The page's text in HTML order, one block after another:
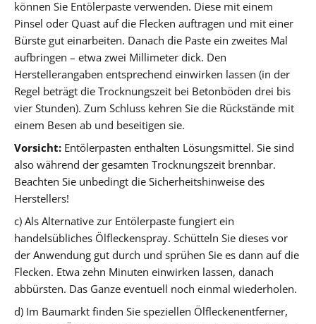
können Sie Entölerpaste verwenden. Diese mit einem
Pinsel oder Quast auf die Flecken auftragen und mit einer
Bürste gut einarbeiten. Danach die Paste ein zweites Mal
aufbringen – etwa zwei Millimeter dick. Den
Herstellerangaben entsprechend einwirken lassen (in der
Regel beträgt die Trocknungszeit bei Betonböden drei bis
vier Stunden). Zum Schluss kehren Sie die Rückstände mit
einem Besen ab und beseitigen sie.
Vorsicht: Entölerpasten enthalten Lösungsmittel. Sie sind
also während der gesamten Trocknungszeit brennbar.
Beachten Sie unbedingt die Sicherheitshinweise des
Herstellers!
c) Als Alternative zur Entölerpaste fungiert ein
handelsübliches Ölfleckenspray. Schütteln Sie dieses vor
der Anwendung gut durch und sprühen Sie es dann auf die
Flecken. Etwa zehn Minuten einwirken lassen, danach
abbürsten. Das Ganze eventuell noch einmal wiederholen.
d) Im Baumarkt finden Sie speziellen Ölfleckenentferner,